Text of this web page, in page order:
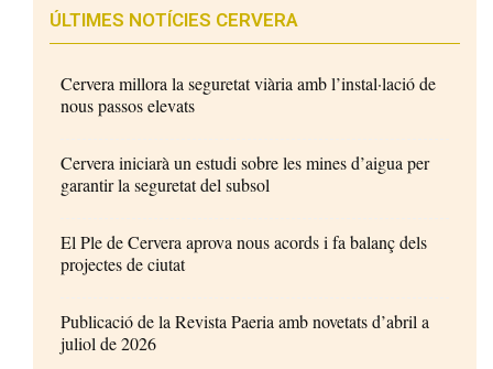
ÚLTIMES NOTÍCIES CERVERA
Cervera millora la seguretat viària amb l’instal·lació de
nous passos elevats
Cervera iniciarà un estudi sobre les mines d’aigua per
garantir la seguretat del subsol
El Ple de Cervera aprova nous acords i fa balanç dels
projectes de ciutat
Publicació de la Revista Paeria amb novetats d’abril a
juliol de 2026